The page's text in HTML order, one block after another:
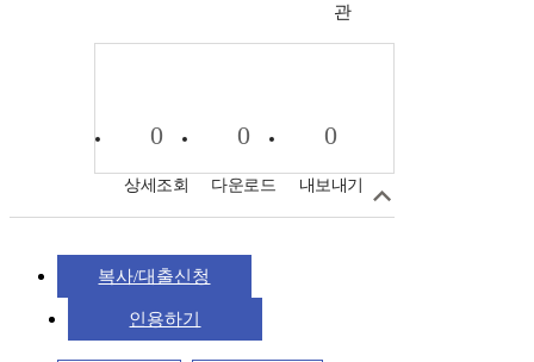
관
0
상세조회
0
다운로드
0
내보내기
복사/대출신청
인용하기